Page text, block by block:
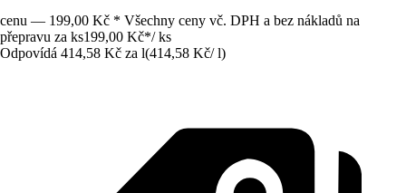
cenu — 199,00 Kč * Všechny ceny vč. DPH a bez nákladů na
přepravu za ks199,00 Kč*/ ks
Odpovídá 414,58 Kč za l(414,58 Kč/ l)